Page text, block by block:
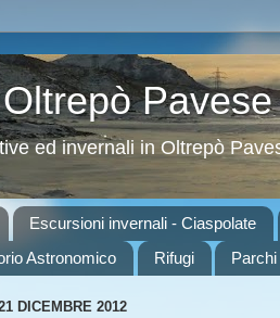
Pavese
ed invernali in Oltrepò
Escursioni invernali - Ciaspolate
Astronomico Rifugi
DICEMBRE 2012